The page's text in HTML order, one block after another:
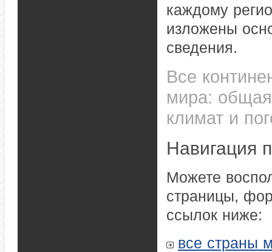
каждому
изложены
сведения.
Все
мира: общая
климат и
Навигация
Можете
страницы,
ссылок ниже:
все страны